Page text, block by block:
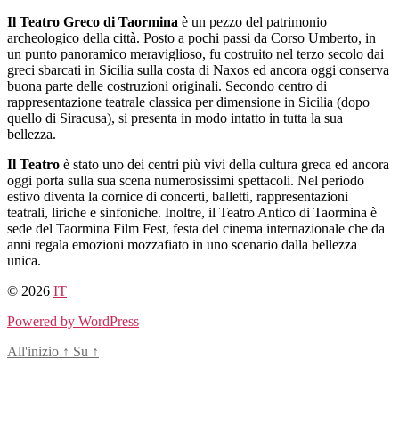
Salta
al
contenuto
Il Teatro Greco di Taormina è un pezzo del patrimonio
archeologico della città. Posto a pochi passi da Corso Umberto, in
un punto panoramico meraviglioso, fu costruito nel terzo secolo dai
greci sbarcati in Sicilia sulla costa di Naxos ed ancora oggi conserva
buona parte delle costruzioni originali. Secondo centro di
rappresentazione teatrale classica per dimensione in Sicilia (dopo
quello di Siracusa), si presenta in modo intatto in tutta la sua
bellezza.
Il Teatro è stato uno dei centri più vivi della cultura greca ed ancora
oggi porta sulla sua scena numerosissimi spettacoli. Nel periodo
estivo diventa la cornice di concerti, balletti, rappresentazioni
teatrali, liriche e sinfoniche. Inoltre, il Teatro Antico di Taormina è
sede del Taormina Film Fest, festa del cinema internazionale che da
anni regala emozioni mozzafiato in uno scenario dalla bellezza
unica.
© 2026 IT
Powered by WordPress
All'inizio ↑ Su ↑